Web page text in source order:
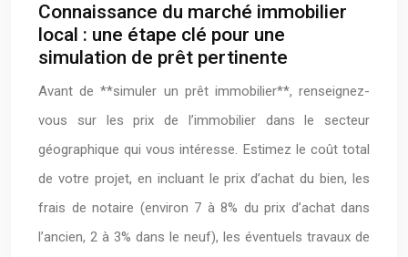
Connaissance du marché immobilier
local : une étape clé pour une
simulation de prêt pertinente
Avant de **simuler un prêt immobilier**, renseignez-
vous sur les prix de l’immobilier dans le secteur
géographique qui vous intéresse. Estimez le coût total
de votre projet, en incluant le prix d’achat du bien, les
frais de notaire (environ 7 à 8% du prix d’achat dans
l’ancien, 2 à 3% dans le neuf), les éventuels travaux de